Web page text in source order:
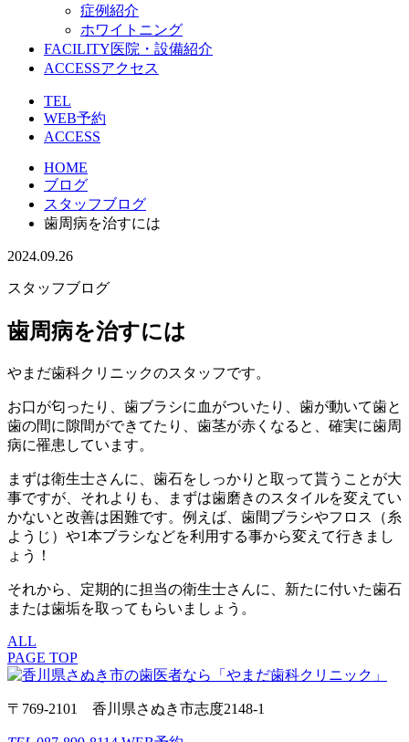
症例紹介
ホワイトニング
FACILITY医院・設備紹介
ACCESSアクセス
TEL
WEB予約
ACCESS
HOME
ブログ
スタッフブログ
歯周病を治すには
2024.09.26
スタッフブログ
歯周病を治すには
やまだ歯科クリニックのスタッフです。
お口が匂ったり、歯ブラシに血がついたり、歯が動いて歯と
歯の間に隙間ができてたり、歯茎が赤くなると、確実に歯周
病に罹患しています。
まずは衛生士さんに、歯石をしっかりと取って貰うことが大
事ですが、それよりも、まずは歯磨きのスタイルを変えてい
かないと改善は困難です。例えば、歯間ブラシやフロス（糸
ようじ）や1本ブラシなどを利用する事から変えて行きまし
ょう！
それから、定期的に担当の衛生士さんに、新たに付いた歯石
または歯垢を取ってもらいましょう。
ALL
PAGE TOP
〒769-2101 香川県さぬき市志度2148-1